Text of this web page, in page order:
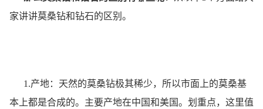
家讲讲莫桑钻和钻石的区别。
1.产地：天然的莫桑钻极其稀少，所以市面上的莫桑基
本上都是合成的。主要产地在中国和美国。划重点，这里值